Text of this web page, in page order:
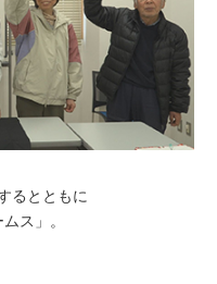
るとともに
ス」。